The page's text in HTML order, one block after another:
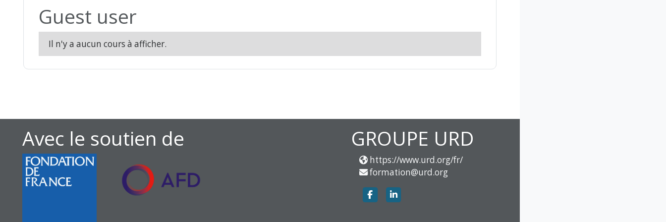
Guest user
Il n'y a aucun cours à afficher.
Avec le soutien de GROUPE URD
https://www.urd.org/fr/
formation@urd.org
https://www.facebook.com/groupe.urd